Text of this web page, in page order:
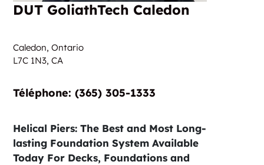
DUT GoliathTech Caledon
Caledon, Ontario
L7C 1N3,CA
Téléphone: (365) 305-1333
Helical Piers: The Best and Most Long-
lasting Foundation System Available
Today For Decks, Foundations and